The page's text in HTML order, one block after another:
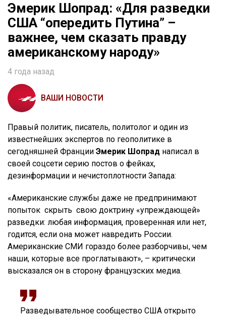
Эмерик Шопрад: «Для разведки
США “опередить Путина” –
важнее, чем сказать правду
американскому народу»
4 года назад
ВАШИ НОВОСТИ
Правый политик, писатель, политолог и один из
известнейших экспертов по геополитике в
сегодняшней Франции Эмерик Шопрад написал в
своей соцсети серию постов о фейках,
дезинформации и нечистоплотности Запада:
«Американские службы даже не предпринимают
попыток скрыть свою доктрину «упреждающей»
разведки: любая информация, проверенная или нет,
годится, если она может навредить России.
Американские СМИ гораздо более разборчивы, чем
наши, которые все проглатывают», – критически
высказался он в сторону французских медиа.
Разведывательное сообщество США открыто